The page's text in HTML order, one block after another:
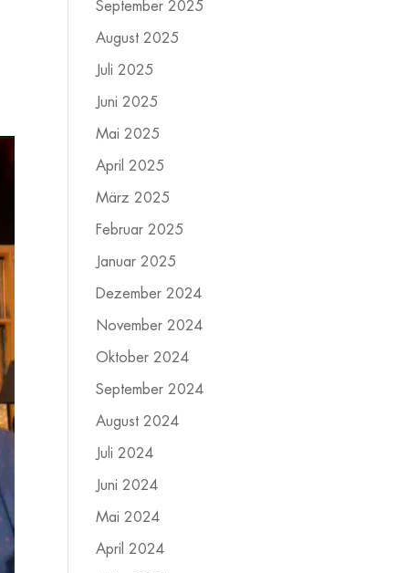
September 2025
August 2025
Juli 2025
Juni 2025
Mai 2025
April 2025
März 2025
Februar 2025
Januar 2025
Dezember 2024
November 2024
Oktober 2024
September 2024
August 2024
Juli 2024
Juni 2024
Mai 2024
April 2024